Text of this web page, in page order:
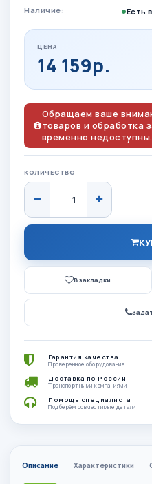
Наличие:
Есть
ЦЕНА
14 159р.
Обращаем ваше
товаров и обработка
временно недоступны.
КОЛИЧЕСТВО
В закладки
Гарантия качества
Проверенное оборудование
Доставка по России
Транспортными компаниями
Помощь специалиста
Подберём совместимые детали
Описание Характеристики